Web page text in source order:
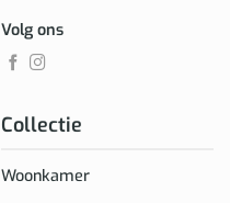
Collectie
Woonkamer
Volg ons